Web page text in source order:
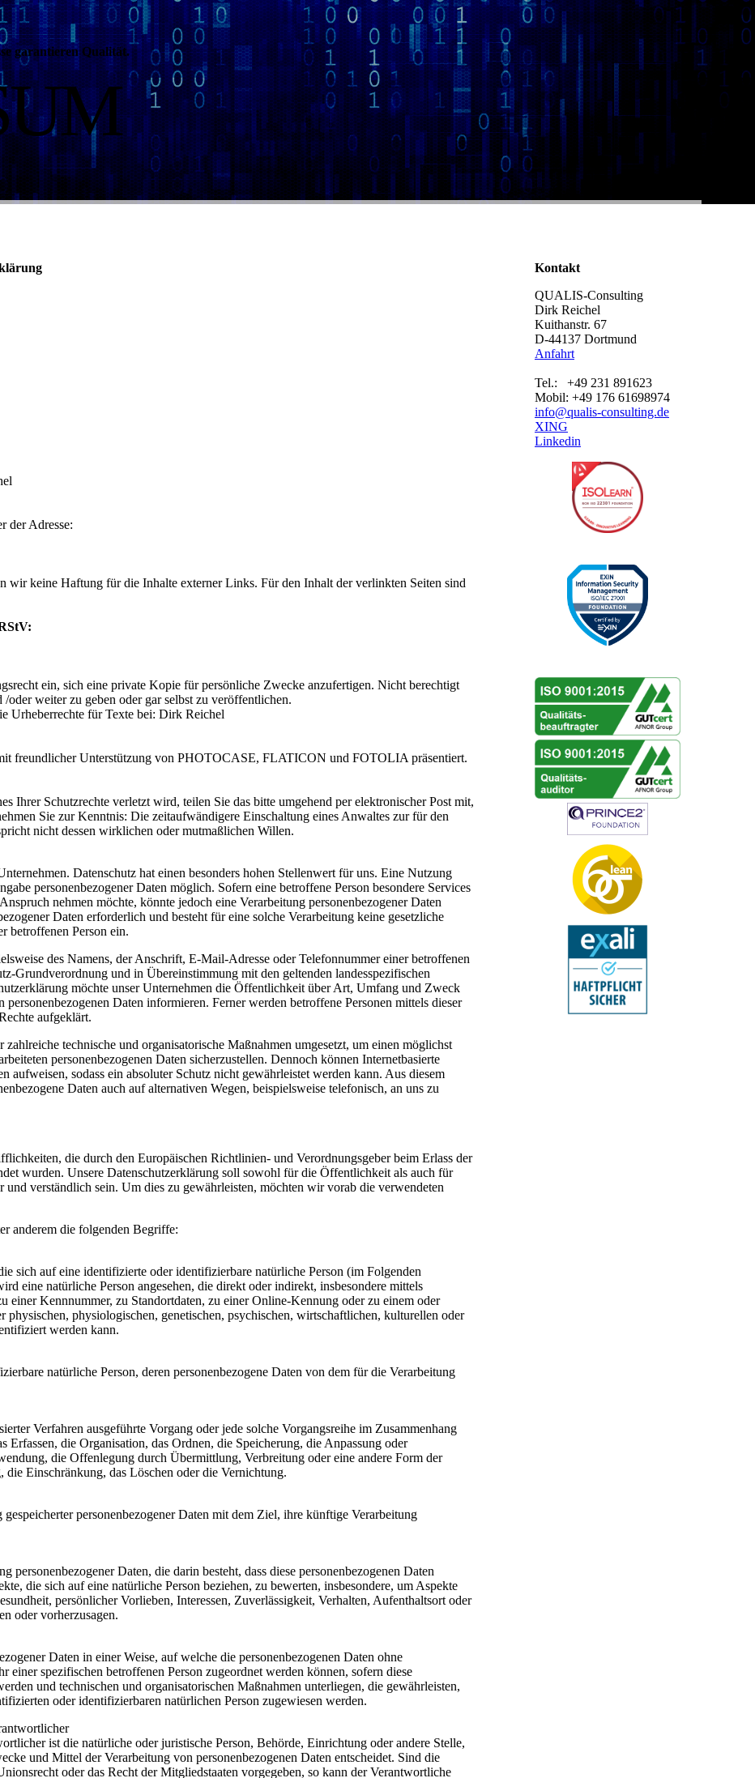
garantieren Qualität.
der Adresse:
wir keine Haftung für die Inhalte externer Links. Für den Inhalt der verlinkten Seiten sind
ein, sich eine private Kopie für persönliche Zwecke anzufertigen. Nicht berechtigt
oder weiter zu geben oder gar selbst zu veröffentlichen.
Urheberrechte für Texte bei: Dirk Reichel
freundlicher Unterstützung von PHOTOCASE, FLATICON und FOTOLIA präsentiert.
Ihrer Schutzrechte verletzt wird, teilen Sie das bitte umgehend per elektronischer Post mit,
Sie zur Kenntnis: Die zeitaufwändigere Einschaltung eines Anwaltes zur für den
nicht dessen wirklichen oder mutmaßlichen Willen.
Datenschutz hat einen besonders hohen Stellenwert für uns. Eine Nutzung
personenbezogener Daten möglich. Sofern eine betroffene Person besondere Services
nehmen möchte, könnte jedoch eine Verarbeitung personenbezogener Daten
Daten erforderlich und besteht für eine solche Verarbeitung keine gesetzliche
betroffenen Person ein.
des Namens, der Anschrift, E-Mail-Adresse oder Telefonnummer einer betroffenen
Grundverordnung und in Übereinstimmung mit den geltenden landesspezifischen
möchte unser Unternehmen die Öffentlichkeit über Art, Umfang und Zweck
Daten informieren. Ferner werden betroffene Personen mittels dieser
aufgeklärt.
technische und organisatorische Maßnahmen umgesetzt, um einen möglichst
personenbezogenen Daten sicherzustellen. Dennoch können Internetbasierte
aufweisen, sodass ein absoluter Schutz nicht gewährleistet werden kann. Aus diesem
Daten auch auf alternativen Wegen, beispielsweise telefonisch, an uns zu
die durch den Europäischen Richtlinien- und Verordnungsgeber beim Erlass der
wurden. Unsere Datenschutzerklärung soll sowohl für die Öffentlichkeit als auch für
und verständlich sein. Um dies zu gewährleisten, möchten wir vorab die verwendeten
anderem die folgenden Begriffe:
sich auf eine identifizierte oder identifizierbare natürliche Person (im Folgenden
eine natürliche Person angesehen, die direkt oder indirekt, insbesondere mittels
einer Kennnummer, zu Standortdaten, zu einer Online-Kennung oder zu einem oder
physischen, physiologischen, genetischen, psychischen, wirtschaftlichen, kulturellen oder
werden kann.
natürliche Person, deren personenbezogene Daten von dem für die Verarbeitung
Verfahren ausgeführte Vorgang oder jede solche Vorgangsreihe im Zusammenhang
Erfassen, die Organisation, das Ordnen, die Speicherung, die Anpassung oder
die Offenlegung durch Übermittlung, Verbreitung oder eine andere Form der
Einschränkung, das Löschen oder die Vernichtung.
personenbezogener Daten mit dem Ziel, ihre künftige Verarbeitung
personenbezogener Daten, die darin besteht, dass diese personenbezogenen Daten
die sich auf eine natürliche Person beziehen, zu bewerten, insbesondere, um Aspekte
persönlicher Vorlieben, Interessen, Zuverlässigkeit, Verhalten, Aufenthaltsort oder
oder vorherzusagen.
Daten in einer Weise, auf welche die personenbezogenen Daten ohne
spezifischen betroffenen Person zugeordnet werden können, sofern diese
und technischen und organisatorischen Maßnahmen unterliegen, die gewährleisten,
oder identifizierbaren natürlichen Person zugewiesen werden.
ist die natürliche oder juristische Person, Behörde, Einrichtung oder andere Stelle,
und Mittel der Verarbeitung von personenbezogenen Daten entscheidet. Sind die
oder das Recht der Mitgliedstaaten vorgegeben, so kann der Verantwortliche
Kontakt
QUALIS-Consulting
Dirk Reichel
Kuithanstr. 67
D-44137 Dortmund
Anfahrt
Tel.: +49 231 891623
Mobil: +49 176 61698974
info@qualis-consulting.de
XING
Linkedin